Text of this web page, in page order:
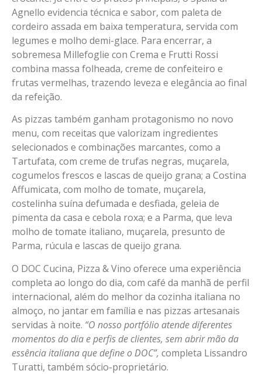
Agnello evidencia técnica e sabor, com paleta de
cordeiro assada em baixa temperatura, servida com
legumes e molho demi-glace. Para encerrar, a
sobremesa Millefoglie con Crema e Frutti Rossi
combina massa folheada, creme de confeiteiro e
frutas vermelhas, trazendo leveza e elegância ao final
da refeição.
As pizzas também ganham protagonismo no novo
menu, com receitas que valorizam ingredientes
selecionados e combinações marcantes, como a
Tartufata, com creme de trufas negras, muçarela,
cogumelos frescos e lascas de queijo grana; a Costina
Affumicata, com molho de tomate, muçarela,
costelinha suína defumada e desfiada, geleia de
pimenta da casa e cebola roxa; e a Parma, que leva
molho de tomate italiano, muçarela, presunto de
Parma, rúcula e lascas de queijo grana.
O DOC Cucina, Pizza & Vino oferece uma experiência
completa ao longo do dia, com café da manhã de perfil
internacional, além do melhor da cozinha italiana no
almoço, no jantar em família e nas pizzas artesanais
servidas à noite. “O nosso portfólio atende diferentes
momentos do dia e perfis de clientes, sem abrir mão da
essência italiana que define o DOC”, completa Lissandro
Turatti, também sócio-proprietário.